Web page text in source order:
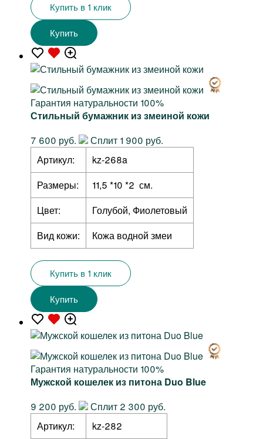
Купить в 1 клик
Купить
Гарантия натуральности 100%
Стильный бумажник из змеиной кожи
7 600 руб.
Сплит 1 900 руб.
Артикул:
kz-268a
Размеры:
11,5 *10 *2 см.
Цвет:
Голубой, Фиолетовый
Вид кожи:
Кожа водной змеи
Купить в 1 клик
Купить
Гарантия натуральности 100%
Мужской кошелек из питона Duo Blue
9 200 руб.
Сплит 2 300 руб.
Артикул:
kz-282